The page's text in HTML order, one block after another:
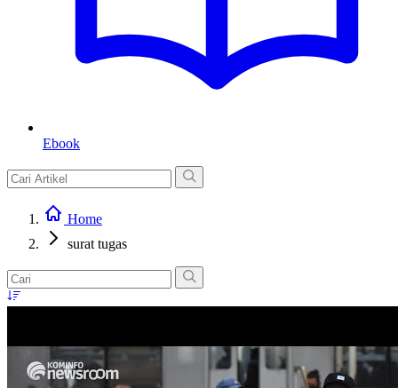
Ebook
Home
surat tugas